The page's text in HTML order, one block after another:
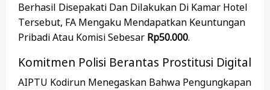
Berhasil Disepakati Dan Dilakukan Di Kamar Hotel
Tersebut, FA Mengaku Mendapatkan Keuntungan
Pribadi Atau Komisi Sebesar Rp50.000.
Komitmen Polisi Berantas Prostitusi Digital
AIPTU Kodirun Menegaskan Bahwa Pengungkapan